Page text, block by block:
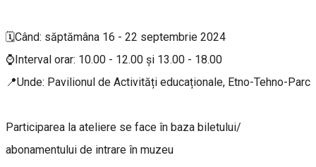
🗓️Când: săptămâna 16 - 22 septembrie 2024
⌚Interval orar: 10.00 - 12.00 și 13.00 - 18.00
📍Unde: Pavilionul de Activități educaționale, Etno-Tehno-Parc
Participarea la ateliere se face în baza biletului/
abonamentului de intrare în muzeu